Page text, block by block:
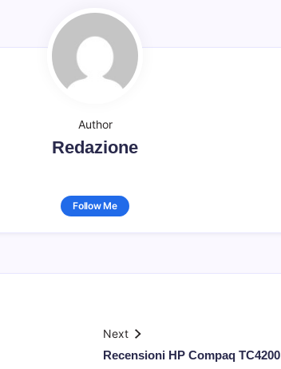
Author
Redazione
Follow Me
Next
Recensioni HP Compaq TC4200